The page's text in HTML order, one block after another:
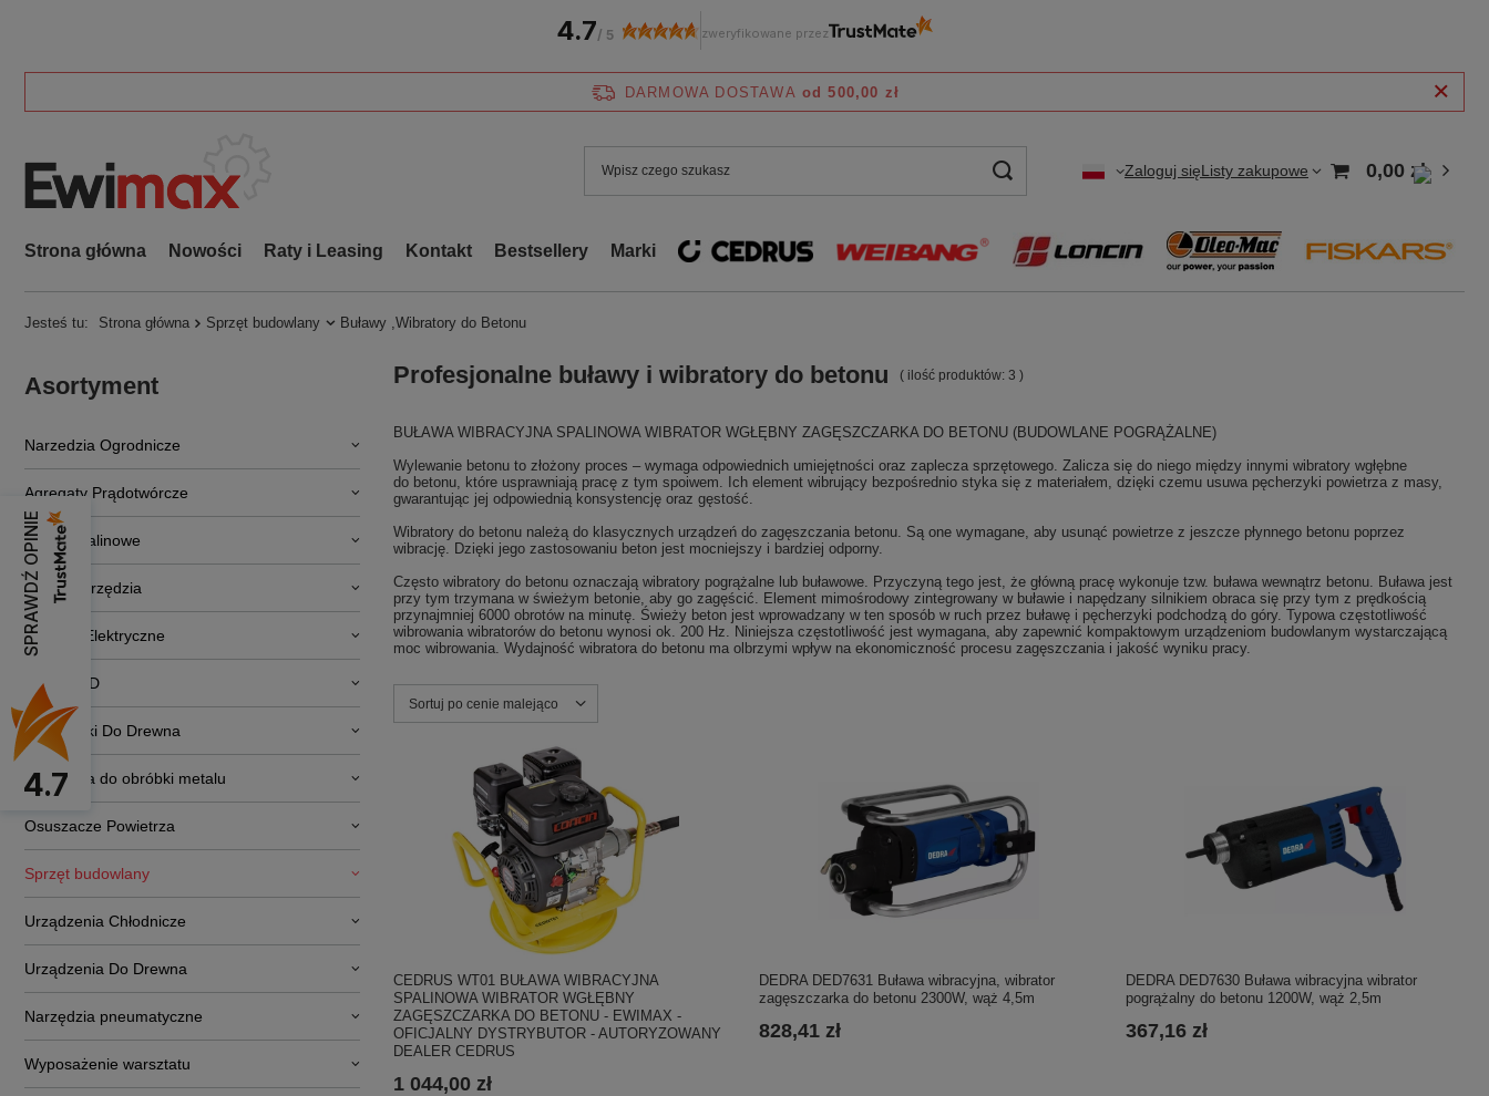
DARMOWA DOSTAWA od 500,00 zł
Zaloguj sięListy zakupowe 0,00 zł
Strona główna Nowości Raty i Leasing Kontakt Bestsellery Marki
Jesteś tu: Strona główna Sprzęt budowlany Buławy ,Wibratory do Betonu
Asortyment
Narzedzia Ogrodnicze
Agregaty Prądotwórcze
Silniki Spalinowe
Elektronarzędzia
Pojazdy Elektryczne
RTV i AGD
Obrabiarki Do Drewna
Narzędzia do obróbki metalu
Osuszacze Powietrza
Sprzęt budowlany
Urządzenia Chłodnicze
Urządzenia Do Drewna
Narzędzia pneumatyczne
Wyposażenie warsztatu
Profesjonalne buławy i wibratory do betonu ( ilość produktów: 3 )
BUŁAWA WIBRACYJNA SPALINOWA WIBRATOR WGŁĘBNY ZAGĘSZCZARKA DO BETONU (BUDOWLANE POGRĄŻALNE)
Wylewanie betonu to złożony proces – wymaga odpowiednich umiejętności oraz zaplecza sprzętowego. Zalicza się do niego między innymi wibratory wgłębne
do betonu, które usprawniają pracę z tym spoiwem. Ich element wibrujący bezpośrednio styka się z materiałem, dzięki czemu usuwa pęcherzyki powietrza z masy,
gwarantując jej odpowiednią konsystencję oraz gęstość.
Wibratory do betonu należą do klasycznych urządzeń do zagęszczania betonu. Są one wymagane, aby usunąć powietrze z jeszcze płynnego betonu poprzez
wibrację. Dzięki jego zastosowaniu beton jest mocniejszy i bardziej odporny.
Często wibratory do betonu oznaczają wibratory pogrążalne lub buławowe. Przyczyną tego jest, że główną pracę wykonuje tzw. buława wewnątrz betonu. Buława jest
przy tym trzymana w świeżym betonie, aby go zagęścić. Element mimośrodowy zintegrowany w buławie i napędzany silnikiem obraca się przy tym z prędkością
przynajmniej 6000 obrotów na minutę. Świeży beton jest wprowadzany w ten sposób w ruch przez buławę i pęcherzyki podchodzą do góry. Typowa częstotliwość
wibrowania wibratorów do betonu wynosi ok. 200 Hz. Niniejsza częstotliwość jest wymagana, aby zapewnić kompaktowym urządzeniom budowlanym wystarczającą
moc wibrowania. Wydajność wibratora do betonu ma olbrzymi wpływ na ekonomiczność procesu zagęszczania i jakość wyniku pracy.
Zmień sortowanie
Sortuj po cenie malejąco
CEDRUS WT01 BUŁAWA WIBRACYJNA
SPALINOWA WIBRATOR WGŁĘBNY
ZAGĘSZCZARKA DO BETONU - EWIMAX -
OFICJALNY DYSTRYBUTOR - AUTORYZOWANY
DEALER CEDRUS
1 044,00 zł
DEDRA DED7631 Buława wibracyjna, wibrator
zagęszczarka do betonu 2300W, wąż 4,5m
828,41 zł
DEDRA DED7630 Buława wibracyjna wibrator
pogrążalny do betonu 1200W, wąż 2,5m
367,16 zł
4.7/ 5 zweryfikowane przez
SPRAWDŹ OPINIE
4.7